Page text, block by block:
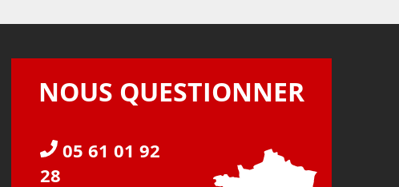
NOUS QUESTIONNER
05 61 01 92
28